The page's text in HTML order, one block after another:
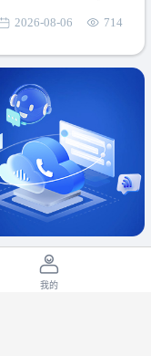
2026-08-06 714
我的